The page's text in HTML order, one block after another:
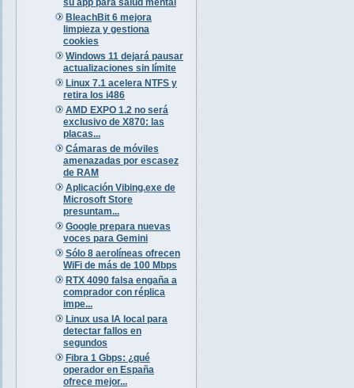
BleachBit 6 mejora
limpieza y gestiona
cookies
Windows 11 dejará pausar
actualizaciones sin límite
Linux 7.1 acelera NTFS y
retira los i486
AMD EXPO 1.2 no será
exclusivo de X870: las
placas...
Cámaras de móviles
amenazadas por escasez
de RAM
Aplicación Vibing.exe de
Microsoft Store
presuntam...
Google prepara nuevas
voces para Gemini
Sólo 8 aerolíneas ofrecen
WiFi de más de 100 Mbps
RTX 4090 falsa engaña a
comprador con réplica
impe...
Linux usa IA local para
detectar fallos en
segundos
Fibra 1 Gbps: ¿qué
operador en España
ofrece mejor...